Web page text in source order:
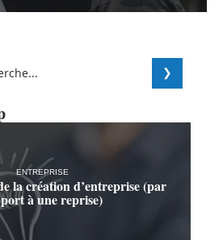
ENTREPRISE
la création d’entreprise (par
à une reprise)